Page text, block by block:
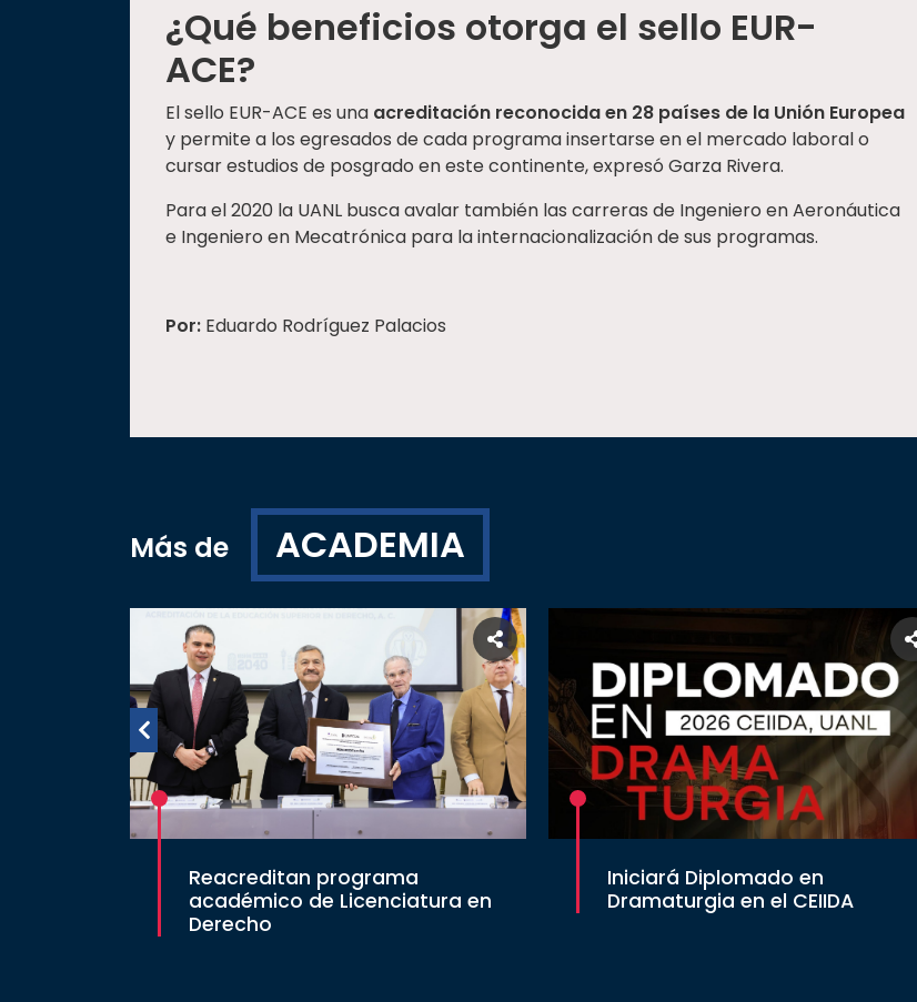
¿Qué beneficios otorga el sello EUR-
ACE?
El sello EUR-ACE es una acreditación reconocida en 28 países de la Unión Europea
y permite a los egresados de cada programa insertarse en el mercado laboral o
cursar estudios de posgrado en este continente, expresó Garza Rivera.
Para el 2020 la UANL busca avalar también las carreras de Ingeniero en Aeronáutica
e Ingeniero en Mecatrónica para la internacionalización de sus programas.
Por: Eduardo Rodríguez Palacios
Más de ACADEMIA
Reacreditan programa
académico de Licenciatura en
Derecho
Iniciará Diplomado en
Dramaturgia en el CEIIDA